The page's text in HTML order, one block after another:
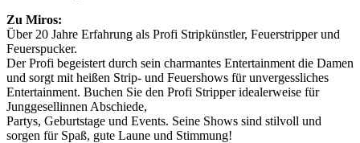
Zu Miros:
Über 20 Jahre Erfahrung als Profi Stripkünstler, Feuerstripper und
Feuerspucker.
Der Profi begeistert durch sein charmantes Entertainment die Damen
und sorgt mit heißen Strip- und Feuershows für unvergessliches
Entertainment. Buchen Sie den Profi Stripper idealerweise für
Junggesellinnen Abschiede,
Partys, Geburtstage und Events. Seine Shows sind stilvoll und
sorgen für Spaß, gute Laune und Stimmung!